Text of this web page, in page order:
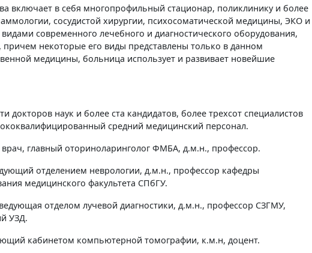
включает в себя многопрофильный стационар, поликлинику и более
сосудистой хирургии, психосоматической медицины, ЭКО и
современного лечебного и диагностического оборудования,
причем некоторые его виды представлены только в данном
медицины, больница использует и развивает новейшие
докторов наук и более ста кандидатов, более трехсот специалистов
средний медицинский персонал.
врач, главный оториноларинголог ФМБА, д.м.н., профессор.
отделением неврологии, д.м.н., профессор кафедры
медицинского факультета СПбГУ.
отделом лучевой диагностики, д.м.н., профессор СЗГМУ,
УЗД.
кабинетом компьютерной томографии, к.м.н, доцент.